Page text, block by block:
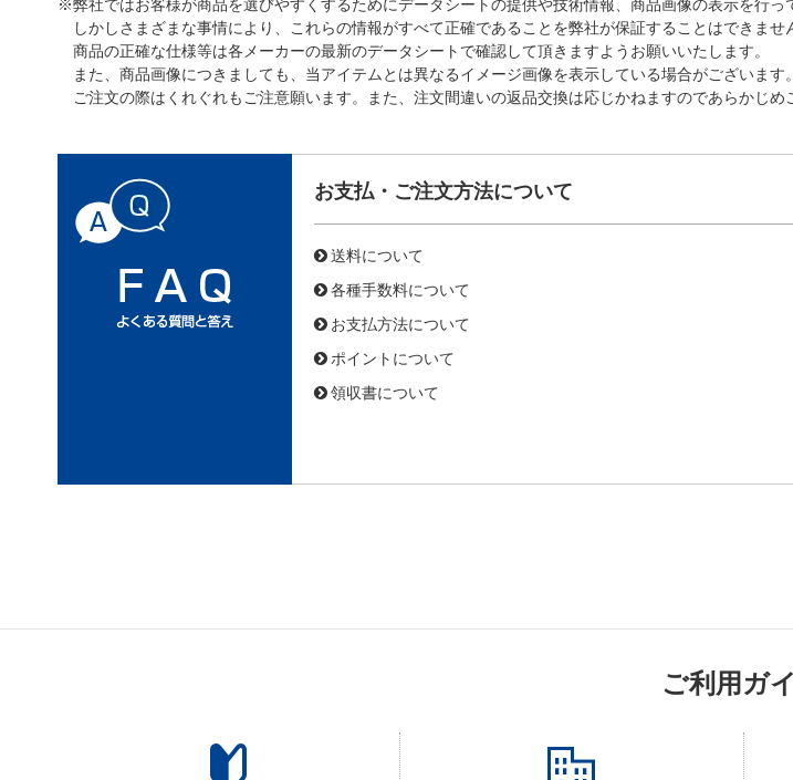
※弊社ではお客様が商品を選びやすくするためにデータシートの提供や技術情報、商品画像の表示を行っ
しかしさまざまな事情により、これらの情報がすべて正確であることを弊社が保証することはできませ
商品の正確な仕様等は各メーカーの最新のデータシートで確認して頂きますようお願いいたします。
また、商品画像につきましても、当アイテムとは異なるイメージ画像を表示している場合がございます。
ご注文の際はくれぐれもご注意願います。また、注文間違いの返品交換は応じかねますのであらかじめ
お支払・ご注文方法について
送料について
各種手数料について
お支払方法について
ポイントについて
領収書について
ご利用ガ